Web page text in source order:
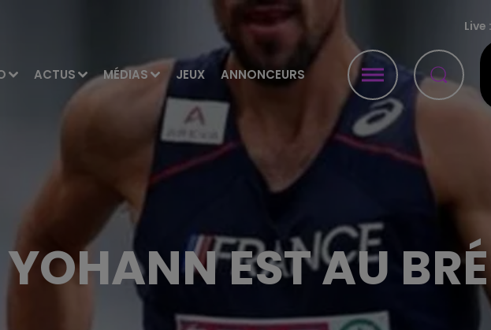
ACTUS MÉDIAS JEUX ANNONCEURS
Live :
YOHANN EST AU